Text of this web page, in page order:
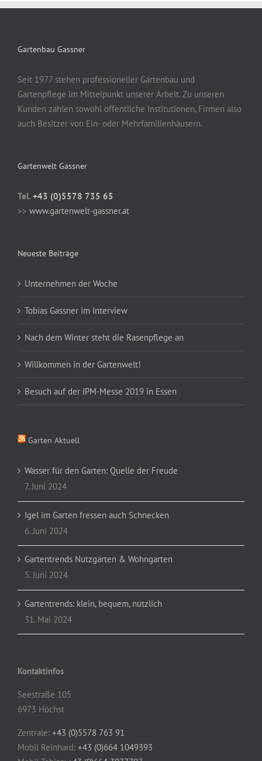
Gartenbau Gassner
Seit 1977 stehen professioneller Gartenbau und
Gartenpflege im Mittelpunkt unserer Arbeit. Zu unseren
Kunden zählen sowohl öffentliche Institutionen, Firmen also
auch Besitzer von Ein- oder Mehrfamilienhäusern.
Gartenwelt Gassner
Tel. +43 (0)5578 735 65
>> www.gartenwelt-gassner.at
Neueste Beiträge
Unternehmen der Woche
Tobias Gassner im Interview
Nach dem Winter steht die Rasenpflege an
Willkommen in der Gartenwelt!
Besuch auf der IPM-Messe 2019 in Essen
Garten Aktuell
Wasser für den Garten: Quelle der Freude
7. Juni 2024
Igel im Garten fressen auch Schnecken
6. Juni 2024
Gartentrends Nutzgarten & Wohngarten
5. Juni 2024
Gartentrends: klein, bequem, nützlich
31. Mai 2024
Kontaktinfos
Seestraße 105
6973 Höchst
Zentrale: +43 (0)5578 763 91
Mobil Reinhard: +43 (0)664 1049393